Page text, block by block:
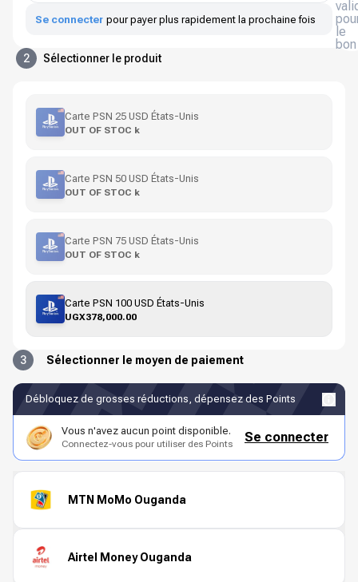
le
bon
Se connecter pour payer plus rapidement la prochaine fois
2 Sélectionner le produit
Carte PSN 25 USD États-Unis
OUT OF STOC k
Carte PSN 50 USD États-Unis
OUT OF STOC k
Carte PSN 75 USD États-Unis
OUT OF STOC k
Carte PSN 100 USD États-Unis
UGX378,000.00
3 Sélectionner le moyen de paiement
Débloquez de grosses réductions, dépensez des Points
Vous n'avez aucun point disponible.
Connectez-vous pour utiliser des Points Se connecter
MTN MoMo Ouganda
Airtel Money Ouganda